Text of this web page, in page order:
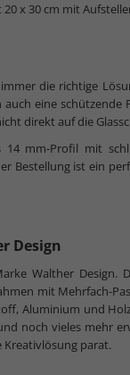
x 30 cm mit
die richtige
eine
direkt auf die
14 mm-Profil mit
Bestellung ist ein
Design
Walther Design.
mit Mehrfach-
Aluminium und
noch vieles mehr
Kreativlösung parat.